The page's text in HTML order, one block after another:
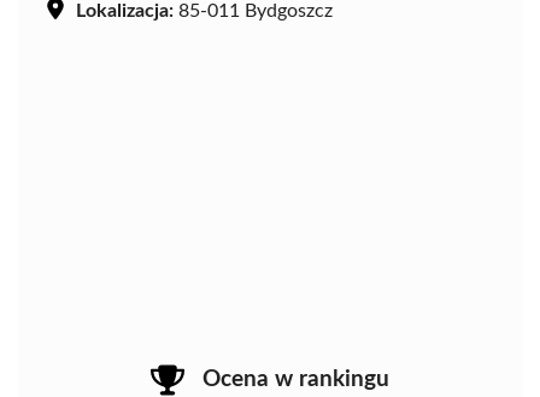
Lokalizacja: 85-011 Bydgoszcz
Ocena w rankingu